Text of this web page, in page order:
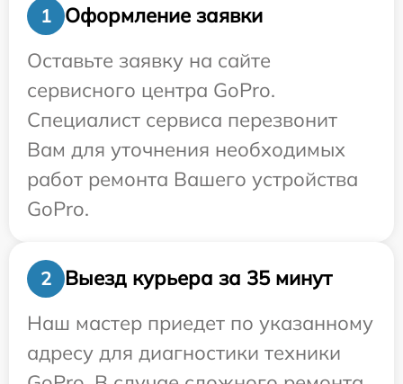
1
Оформление заявки
Оставьте заявку на сайте
сервисного центра GoPro.
Специалист сервиса перезвонит
Вам для уточнения необходимых
работ ремонта Вашего устройства
GoPro.
2
Выезд курьера за 35 минут
Наш мастер приедет по указанному
адресу для диагностики техники